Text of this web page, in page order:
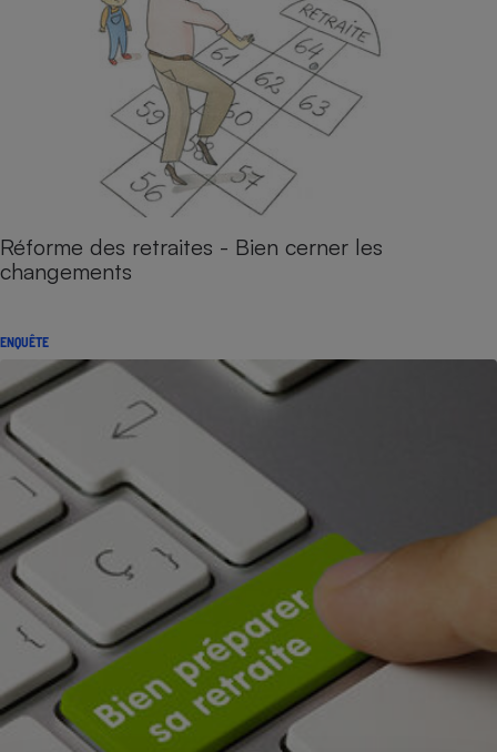
Réforme des retraites - Bien cerner les
changements
ENQUÊTE